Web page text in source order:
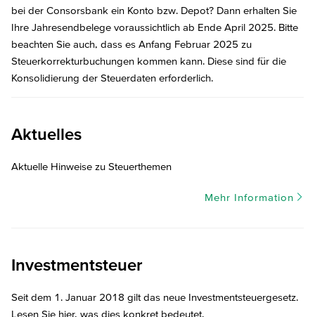
bei der Consorsbank ein Konto bzw. Depot? Dann erhalten Sie
Ihre Jahresendbelege voraussichtlich ab Ende April 2025. Bitte
beachten Sie auch, dass es Anfang Februar 2025 zu
Steuerkorrekturbuchungen kommen kann. Diese sind für die
Konsolidierung der Steuerdaten erforderlich.
Aktuelles
Aktuelle Hinweise zu Steuerthemen
Mehr Information
Investmentsteuer
Seit dem 1. Januar 2018 gilt das neue Investmentsteuergesetz.
Lesen Sie hier, was dies konkret bedeutet.